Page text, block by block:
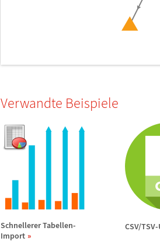
Verwandte Beispiele
Schnellerer Tabellen-
Import
CSV/